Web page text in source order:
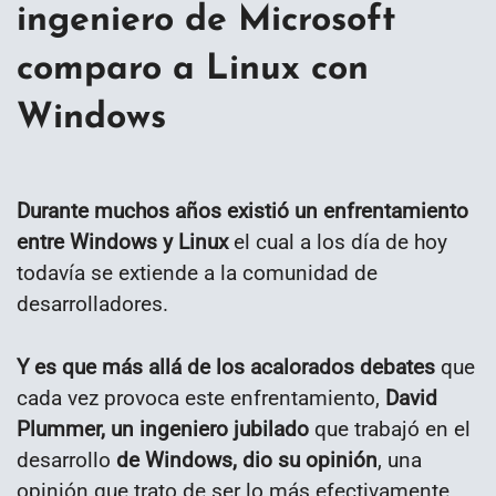
ingeniero de Microsoft
comparo a Linux con
Windows
Durante muchos años existió un enfrentamiento
entre Windows y Linuxel cual a los día de hoy
todavía se extiende a la comunidad de
desarrolladores.
Y es que más allá de los acalorados debates que
cada vez provoca este enfrentamiento, David
Plummer, un ingeniero jubilado que trabajó en el
desarrollo de Windows, dio su opinión, una
opinión que trato de ser lo más efectivamente